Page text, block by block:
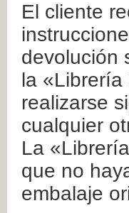
El cliente
devolución
la
realizarse
cualquier
La
que no
embalaje